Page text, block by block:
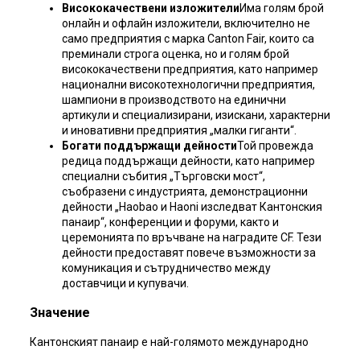
Висококачествени изложителиИма голям брой
онлайн и офлайн изложители, включително не
само предприятия с марка Canton Fair, които са
преминали строга оценка, но и голям брой
висококачествени предприятия, като например
национални високотехнологични предприятия,
шампиони в производството на единични
артикули и специализирани, изискани, характерни
и иновативни предприятия „малки гиганти“.
Богати поддържащи дейностиТой провежда
редица поддържащи дейности, като например
специални събития „Търговски мост“,
съобразени с индустрията, демонстрационни
дейности „Haobao и Haoni изследват Кантонския
панаир“, конференции и форуми, както и
церемонията по връчване на наградите CF. Тези
дейности предоставят повече възможности за
комуникация и сътрудничество между
доставчици и купувачи.
Значение
Кантонският панаир е най-голямото международно